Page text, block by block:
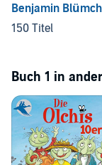
Benjamin
150 Titel
Buch 1 in